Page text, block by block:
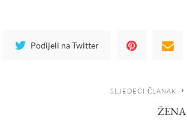
Podijeli na Twitter
SLJEDEĆI ČLANAK
ŽENA